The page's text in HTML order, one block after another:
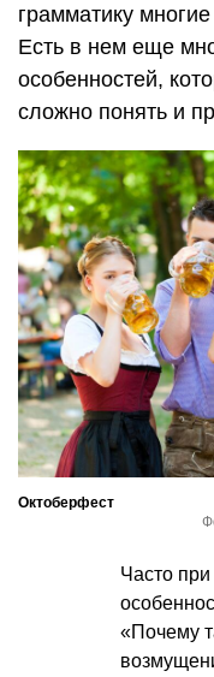
грамматику
Есть в нем еще
особенностей,
сложно понять и
Октоберфест
Часто при
«Почему